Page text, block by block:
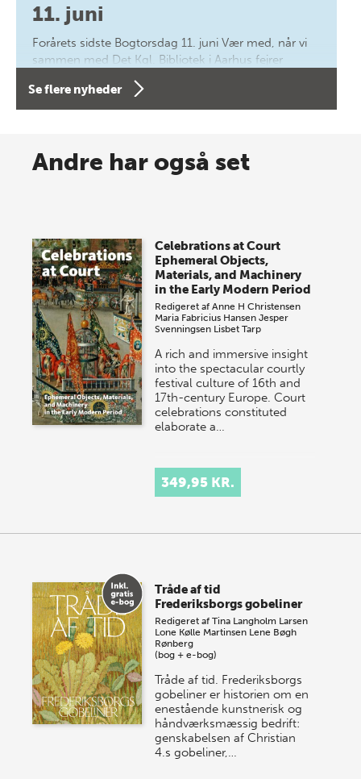
11. juni
Forårets sidste Bogtorsdag 11. juni Vær med, når vi
sammen med Det Kgl. Bibliotek i Aarhus fejrer
forfatterne bag vores nyes…
Spar op til 70% til sommer-
onsdag den 10. j…
Se flere nyheder
Andre har også set
Celebrations at Court
Ephemeral Objects,
Materials, and Machinery
in the Early Modern Period
Redigeret afAnne H Christensen
Maria Fabricius Hansen Jesper
Svenningsen Lisbet Tarp
A rich and immersive insight
into the spectacular courtly
festival culture of 16th and
17th-century Europe. Court
celebrations constituted
elaborate a…
349,95 KR.
Tråde af tid
Frederiksborgs gobeliner
Redigeret afTina Langholm Larsen
Lone Kølle Martinsen Lene Bøgh
Rønberg
(bog + e-bog)
Tråde af tid. Frederiksborgs
gobeliner er historien om en
enestående kunstnerisk og
håndværksmæssig bedrift:
genskabelsen af Christian
4.s gobeliner,…